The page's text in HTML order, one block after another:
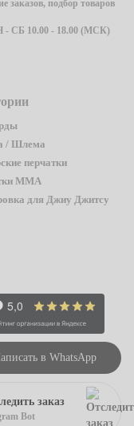
заказов, подбор товаров
- СБ 10.00 - 18.00 (МСК)
/ Шлема
перчатки
ММА
для Джиу Джитсу
в WhatsApp
заказ
Bot